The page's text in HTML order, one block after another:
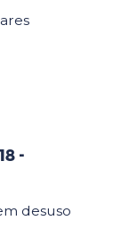
-
desuso